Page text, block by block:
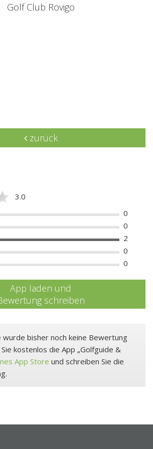
Golf Club Rovigo
zurück
3.0
0
0
2
0
0
App laden und
schreiben
wurde bisher noch keine Bewertung
kostenlos die App „Golfguide &
App Store und schreiben Sie die